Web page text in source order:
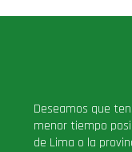
Deseamos que
menor tiempo
de Lima o la